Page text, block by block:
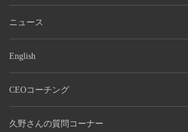
ニュース
English
CEOコーチング
久野さんの質問コーナー